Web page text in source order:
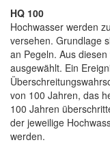
HQ 100
Hochwasser werden
versehen. Grundlage
an Pegeln. Aus
ausgewählt. Ein
von 100 Jahren, das
100 Jahren
der jeweilige
werden.